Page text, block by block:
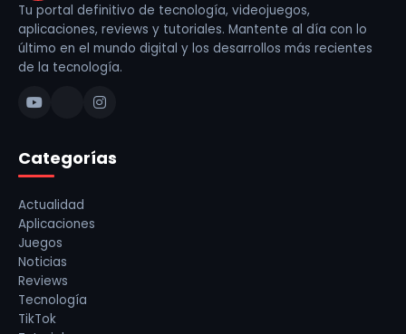
Tu portal definitivo de tecnología, videojuegos,
aplicaciones, reviews y tutoriales. Mantente al día con lo
último en el mundo digital y los desarrollos más recientes
de la tecnología.
Categorías
Actualidad
Aplicaciones
Juegos
Noticias
Reviews
Tecnología
TikTok